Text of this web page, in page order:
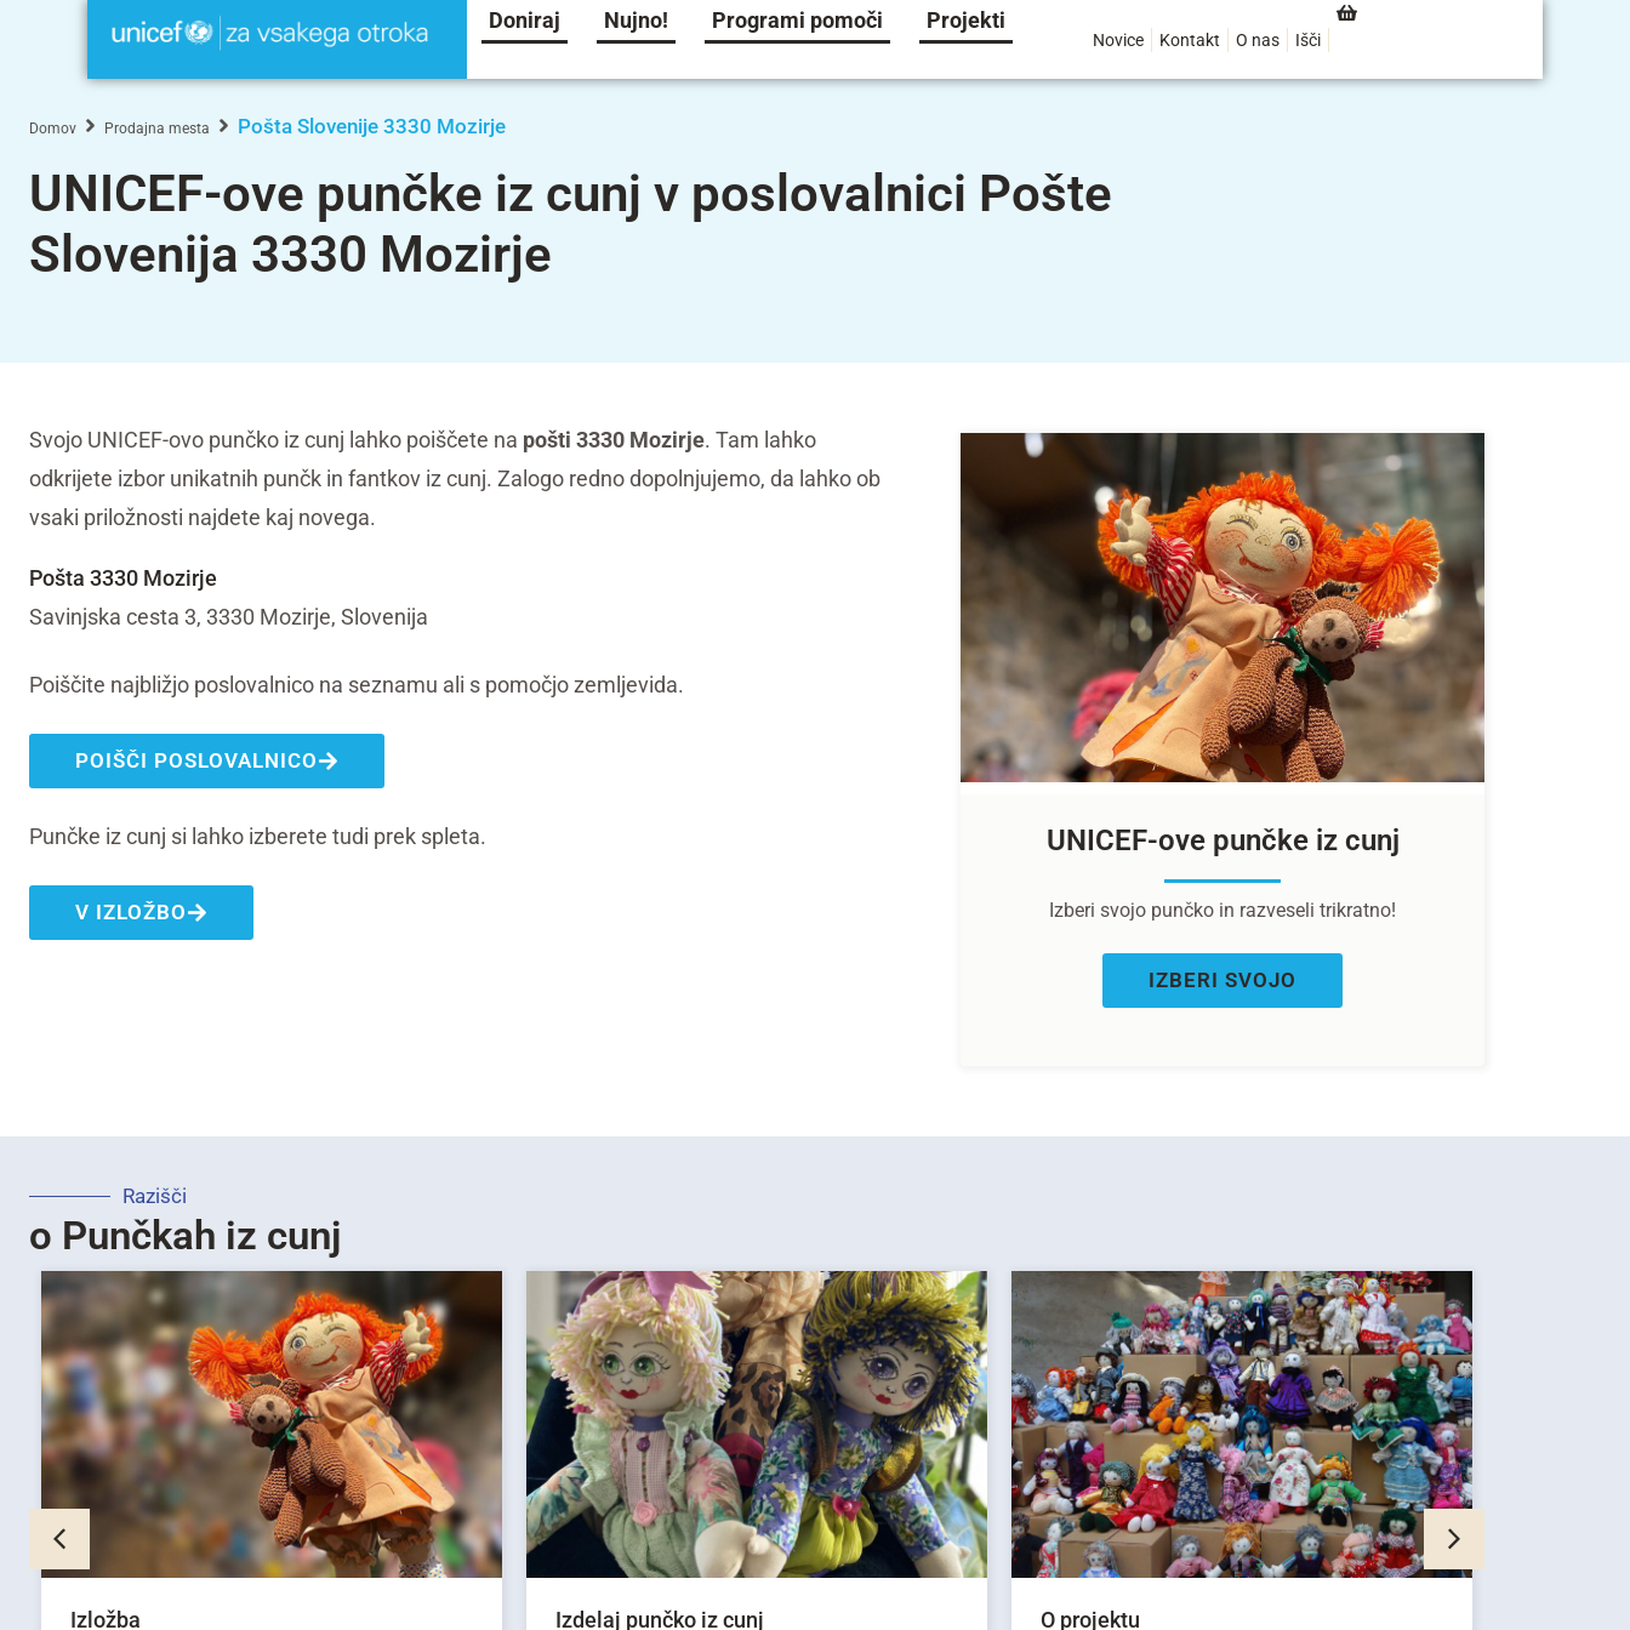
Doniraj Nujno! Programi pomoči Projekti
Novice Kontakt O nas Išči
Domov Prodajna mesta Pošta Slovenije 3330 Mozirje
UNICEF-ove punčke iz cunj v poslovalnici Pošte
Slovenija 3330 Mozirje
Svojo UNICEF-ovo punčko iz cunj lahko poiščete na pošti 3330 Mozirje. Tam lahko
odkrijete izbor unikatnih punčk in fantkov iz cunj. Zalogo redno dopolnjujemo, da lahko ob
vsaki priložnosti najdete kaj novega.
Pošta 3330 Mozirje
Savinjska cesta 3, 3330 Mozirje, Slovenija
Poiščite najbližjo poslovalnico na seznamu ali s pomočjo zemljevida.
POIŠČI POSLOVALNICO
Punčke iz cunj si lahko izberete tudi prek spleta.
V IZLOŽBO
UNICEF-ove punčke iz cunj
Izberi svojo punčko in razveseli trikratno!
IZBERI SVOJO
Razišči
o Punčkah iz cunj
Izložba Izdelaj punčko iz cunj O projektu